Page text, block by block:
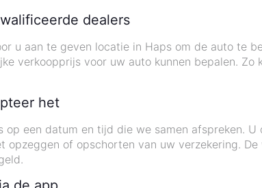
dealers
u aan te geven locatie in Haps om de auto te
verkoopprijs voor uw auto kunnen bepalen. Zo
het
een datum en tijd die we samen afspreken. U
opzeggen of opschorten van uw verzekering.